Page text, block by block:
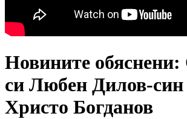
Новините обяснени:
си Любен Дилов-
Христо Богданов